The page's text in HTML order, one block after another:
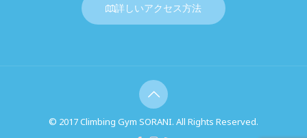
詳しいアクセス方法
© 2017 Climbing Gym SORANI. All Rights Reserved.